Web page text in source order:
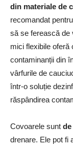
din materiale de
recomandat
să se ferească de
mici flexibile oferă
contaminanții din
vârfurile de
într-o soluție
răspândirea
Covoarele sunt
drenare. Ele pot fi